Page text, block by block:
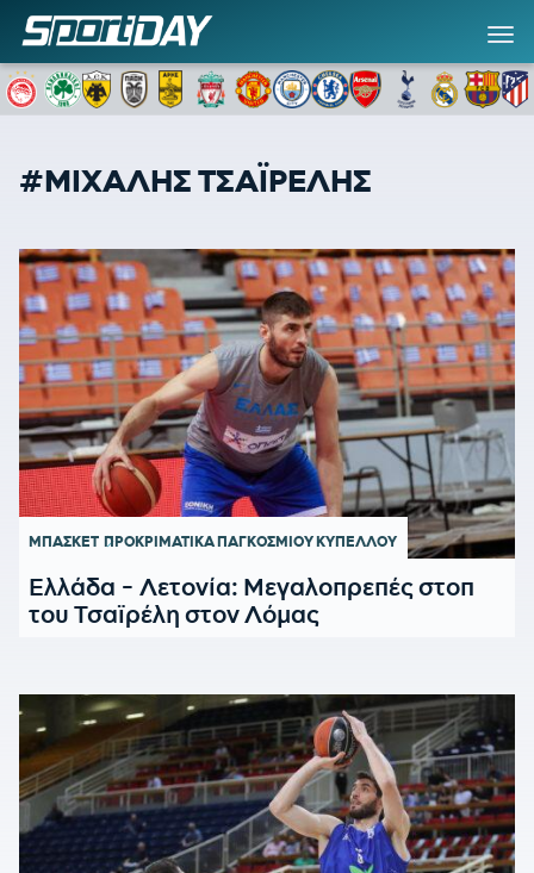
#ΜΙΧΑΛΗΣ ΤΣΑΪΡΕΛΗΣ
ΜΠΑΣΚΕΤ ΠΡΟΚΡΙΜΑΤΙΚΑ ΠΑΓΚΟΣΜΙΟΥ ΚΥΠΕΛΛΟΥ
Eλλάδα - Λετονία: Μεγαλοπρεπές στοπ
του Τσαϊρέλη στον Λόμας